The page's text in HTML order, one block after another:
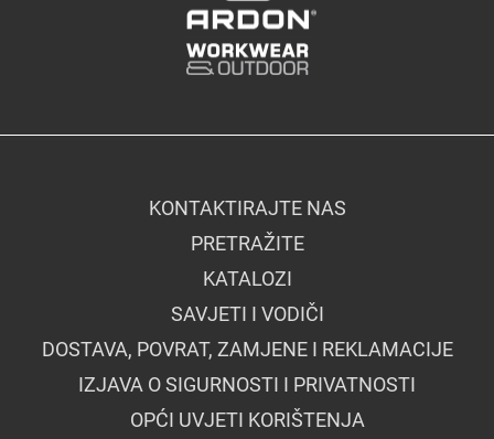
KONTAKTIRAJTE NAS
PRETRAŽITE
KATALOZI
SAVJETI I VODIČI
DOSTAVA, POVRAT, ZAMJENE I REKLAMACIJE
IZJAVA O SIGURNOSTI I PRIVATNOSTI
OPĆI UVJETI KORIŠTENJA